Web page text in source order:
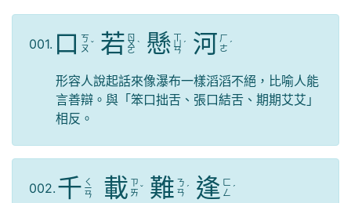
001. 口 ㄎ
ㄡ ˇ 若 ㄖ
ㄨ
ㄛ
ˋ 懸 ㄒ
ㄩ
ㄢ
ˊ 河 ㄏ
ㄜ ˊ
形容人說起話來像瀑布一樣滔滔不絕，比喻人能
言善辯。與「笨口拙舌、張口結舌、期期艾艾」
相反。
002. 千 ㄑ
ㄧ
ㄢ 載 ㄗ
ㄞ ˇ 難 ㄋ
ㄢ ˊ 逢 ㄈ
ㄥ ˊ